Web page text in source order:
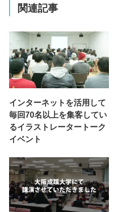
関連記事
インターネットを活用して
毎回70名以上を集客してい
るイラストレータートーク
イベント